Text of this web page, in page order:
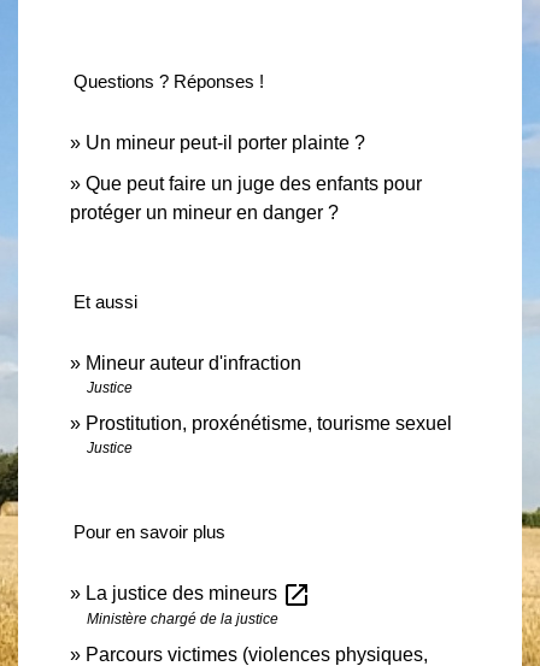
Questions ? Réponses !
Un mineur peut-il porter plainte ?
Que peut faire un juge des enfants pour
protéger un mineur en danger ?
Et aussi
Mineur auteur d'infraction
Justice
Prostitution, proxénétisme, tourisme sexuel
Justice
Pour en savoir plus
La justice des mineurs open_in_new
Ministère chargé de la justice
Parcours victimes (violences physiques,